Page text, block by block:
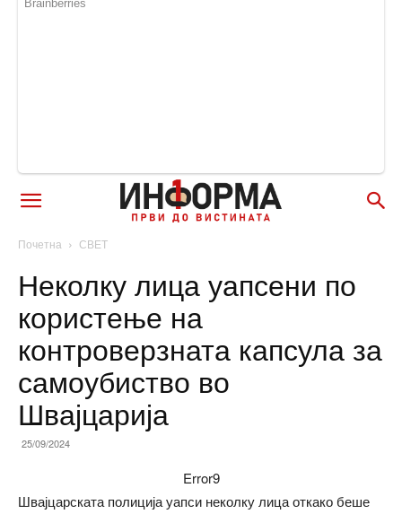
Почетна СВЕТ
Неколку лица уапсени по
користење на
контроверзната капсула за
самоубиство во
Швајцарија
25/09/2024
Error9
Швајцарската полиција уапси неколку лица откако беше